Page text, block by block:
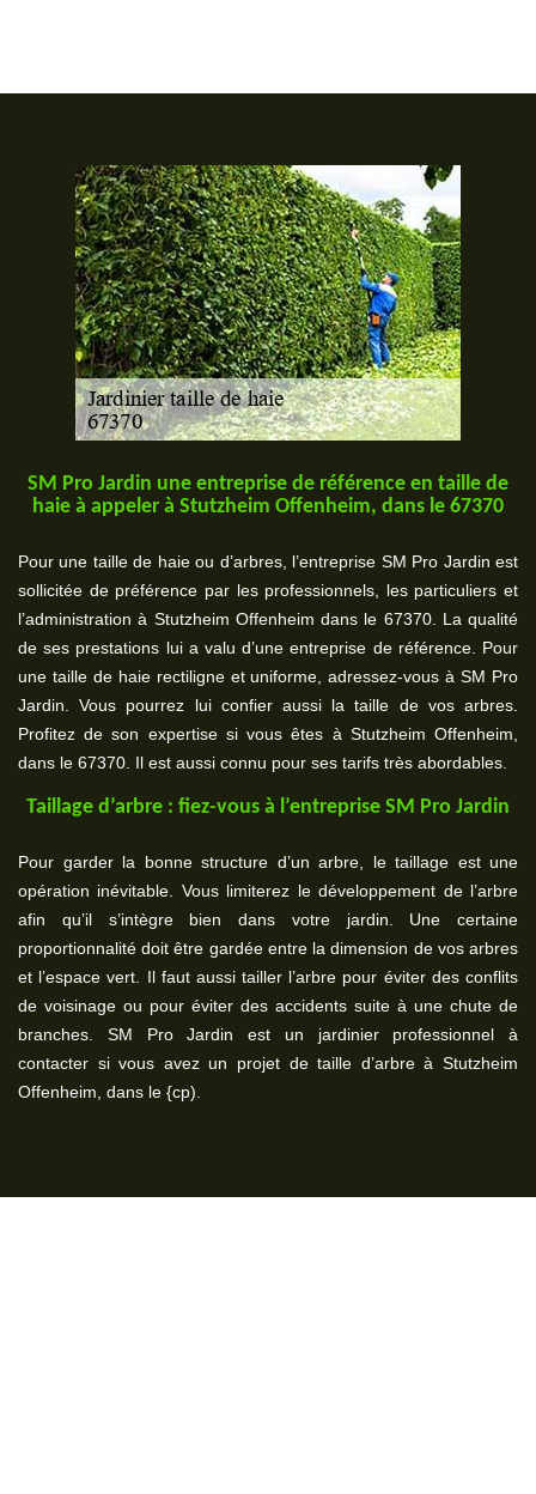
SM Pro Jardin une entreprise de référence en taille de
haie à appeler à Stutzheim Offenheim, dans le 67370
Pour une taille de haie ou d’arbres, l’entreprise SM Pro Jardin est
sollicitée de préférence par les professionnels, les particuliers et
l’administration à Stutzheim Offenheim dans le 67370. La qualité
de ses prestations lui a valu d’une entreprise de référence. Pour
une taille de haie rectiligne et uniforme, adressez-vous à SM Pro
Jardin. Vous pourrez lui confier aussi la taille de vos arbres.
Profitez de son expertise si vous êtes à Stutzheim Offenheim,
dans le 67370. Il est aussi connu pour ses tarifs très abordables.
Taillage d’arbre : fiez-vous à l’entreprise SM Pro Jardin
Pour garder la bonne structure d’un arbre, le taillage est une
opération inévitable. Vous limiterez le développement de l’arbre
afin qu’il s’intègre bien dans votre jardin. Une certaine
proportionnalité doit être gardée entre la dimension de vos arbres
et l’espace vert. Il faut aussi tailler l’arbre pour éviter des conflits
de voisinage ou pour éviter des accidents suite à une chute de
branches. SM Pro Jardin est un jardinier professionnel à
contacter si vous avez un projet de taille d’arbre à Stutzheim
Offenheim, dans le {cp).